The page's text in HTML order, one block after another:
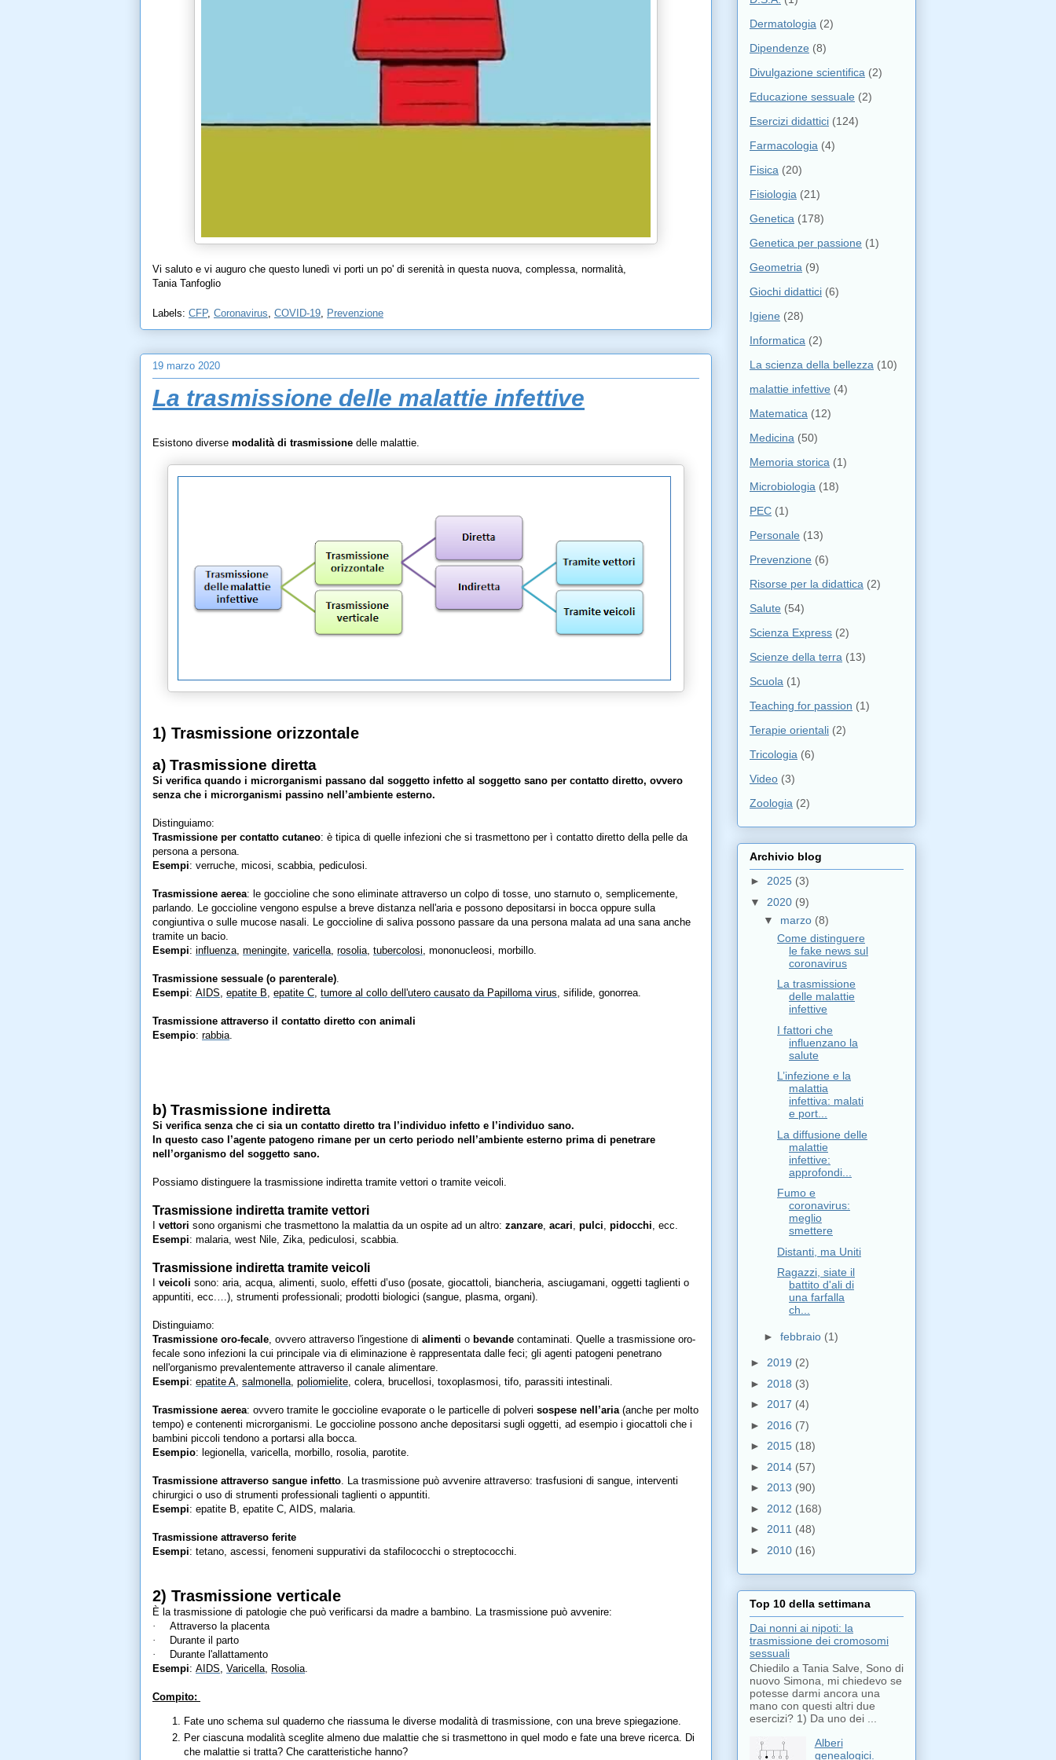
Vi saluto e vi auguro che questo lunedì vi porti un po' di serenità in questa nuova, complessa, normalità,
Tania Tanfoglio
Labels: CFP, Coronavirus, COVID-19, Prevenzione
19 marzo 2020
La trasmissione delle malattie infettive
Esistono diverse modalità di trasmissione delle malattie.
1) Trasmissione orizzontale
a) Trasmissione diretta
Si verifica quando i microrganismi passano dal soggetto infetto al soggetto sano per contatto diretto, ovvero
senza che i microrganismi passino nell’ambiente esterno.
Distinguiamo:
Trasmissione per contatto cutaneo: è tipica di quelle infezioni che si trasmettono per ì contatto diretto della pelle da
persona a persona.
Esempi: verruche, micosi, scabbia, pediculosi.
Trasmissione aerea: le goccioline che sono eliminate attraverso un colpo di tosse, uno starnuto o, semplicemente,
parlando. Le goccioline vengono espulse a breve distanza nell'aria e possono depositarsi in bocca oppure sulla
congiuntiva o sulle mucose nasali. Le goccioline di saliva possono passare da una persona malata ad una sana anche
tramite un bacio.
Esempi: influenza, meningite, varicella, rosolia, tubercolosi, mononucleosi, morbillo.
Trasmissione sessuale (o parenterale).
Esempi: AIDS, epatite B, epatite C, tumore al collo dell'utero causato da Papilloma virus, sifilide, gonorrea.
Trasmissione attraverso il contatto diretto con animali
Esempio: rabbia.
b) Trasmissione indiretta
Si verifica senza che ci sia un contatto diretto tra l’individuo infetto e l’individuo sano.
In questo caso l’agente patogeno rimane per un certo periodo nell’ambiente esterno prima di penetrare
nell’organismo del soggetto sano.
Possiamo distinguere la trasmissione indiretta tramite vettori o tramite veicoli.
Trasmissione indiretta tramite vettori
vettori sono organismi che trasmettono la malattia da un ospite ad un altro: zanzare, acari, pulci, pidocchi, ecc.
Esempi: malaria, west Nile, Zika, pediculosi, scabbia.
Trasmissione indiretta tramite veicoli
veicoli sono: aria, acqua, alimenti, suolo, effetti d’uso (posate, giocattoli, biancheria, asciugamani, oggetti taglienti o
appuntiti, ecc.…), strumenti professionali; prodotti biologici (sangue, plasma, organi).
Distinguiamo:
Trasmissione oro-fecale, ovvero attraverso l'ingestione di alimenti o bevande contaminati. Quelle a trasmissione oro-
fecale sono infezioni la cui principale via di eliminazione è rappresentata dalle feci; gli agenti patogeni penetrano
nell'organismo prevalentemente attraverso il canale alimentare.
Esempi: epatite A, salmonella, poliomielite, colera, brucellosi, toxoplasmosi, tifo, parassiti intestinali.
Trasmissione aerea: ovvero tramite le goccioline evaporate o le particelle di polveri sospese nell’aria(anche per molto
tempo) e contenenti microrganismi. Le goccioline possono anche depositarsi sugli oggetti, ad esempio i giocattoli che i
bambini piccoli tendono a portarsi alla bocca.
Esempio: legionella, varicella, morbillo, rosolia, parotite.
Trasmissione attraverso sangue infetto. La trasmissione può avvenire attraverso: trasfusioni di sangue, interventi
chirurgici o uso di strumenti professionali taglienti o appuntiti.
Esempi: epatite B, epatite C, AIDS, malaria.
Trasmissione attraverso ferite
Esempi: tetano, ascessi, fenomeni suppurativi da stafilococchi o streptococchi.
2) Trasmissione verticale
È la trasmissione di patologie che può verificarsi da madre a bambino. La trasmissione può avvenire:
·
Attraverso la placenta
·
Durante il parto
·
Durante l'allattamento
Esempi: AIDS, Varicella, Rosolia.
Compito:
Fate uno schema sul quaderno che riassuma le diverse modalità di trasmissione, con una breve spiegazione.
Per ciascuna modalità sceglite almeno due malattie che si trasmettono in quel modo e fate una breve ricerca. Di
che malattie si tratta? Che caratteristiche hanno?
Dermatologia (2)
Dipendenze (8)
Divulgazione scientifica (2)
Educazione sessuale (2)
Esercizi didattici (124)
Farmacologia (4)
Fisica (20)
Fisiologia (21)
Genetica (178)
Genetica per passione (1)
Geometria (9)
Giochi didattici (6)
Igiene (28)
Informatica (2)
La scienza della bellezza (10)
malattie infettive (4)
Matematica (12)
Medicina (50)
Memoria storica (1)
Microbiologia (18)
PEC (1)
Personale (13)
Prevenzione (6)
Risorse per la didattica (2)
Salute (54)
Scienza Express (2)
Scienze della terra (13)
Scuola (1)
Teaching for passion (1)
Terapie orientali (2)
Tricologia (6)
Video (3)
Zoologia (2)
Archivio blog
► 2025 (3)
▼ 2020 (9)
▼ marzo (8)
Come distinguere
le fake news sul
coronavirus
La trasmissione
delle malattie
infettive
I fattori che
influenzano la
salute
L’infezione e la
malattia
infettiva: malati
e port...
La diffusione delle
malattie
infettive:
approfondi...
Fumo e
coronavirus:
meglio
smettere
Distanti, ma Uniti
Ragazzi, siate il
battito d'ali di
una farfalla
ch...
► febbraio (1)
► 2019 (2)
► 2018 (3)
► 2017 (4)
► 2016 (7)
► 2015 (18)
► 2014 (57)
► 2013 (90)
► 2012 (168)
► 2011 (48)
► 2010 (16)
Top 10 della settimana
Dai nonni ai nipoti: la
trasmissione dei cromosomi
sessuali
Chiedilo a Tania Salve, Sono di
nuovo Simona, mi chiedevo se
potesse darmi ancora una
mano con questi altri due
esercizi? 1) Da uno dei ...
Alberi
genealogici.